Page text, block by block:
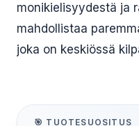
monikielisyydestä ja
mahdollistaa
joka on keskiössä
🎯 TUOTESUOSITUS